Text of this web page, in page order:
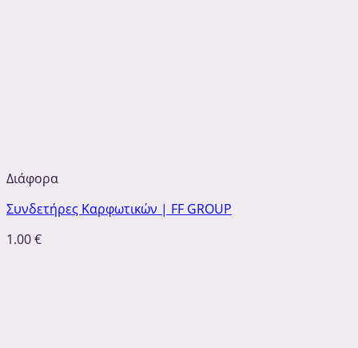
Διάφορα
Συνδετήρες Καρφωτικών | FF GROUP
1.00€